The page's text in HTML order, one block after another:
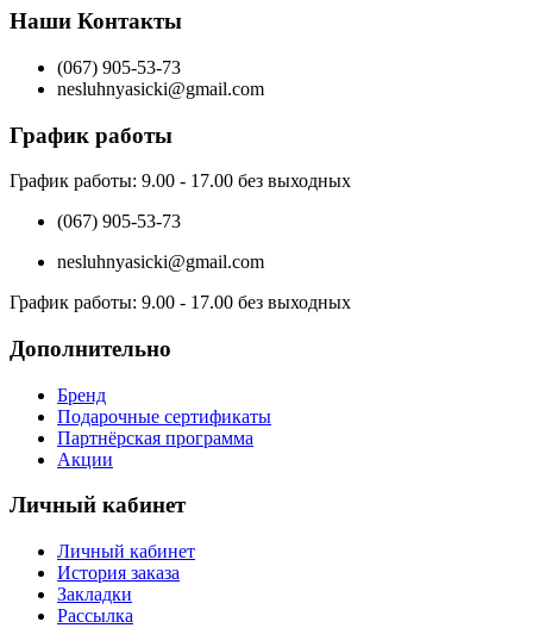
Наши Контакты
(067) 905-53-73
nesluhnyasicki@gmail.com
График работы
График работы: 9.00 - 17.00 без выходных
(067) 905-53-73
nesluhnyasicki@gmail.com
График работы: 9.00 - 17.00 без выходных
Дополнительно
Бренд
Подарочные сертификаты
Партнёрская программа
Акции
Личный кабинет
Личный кабинет
История заказа
Закладки
Рассылка